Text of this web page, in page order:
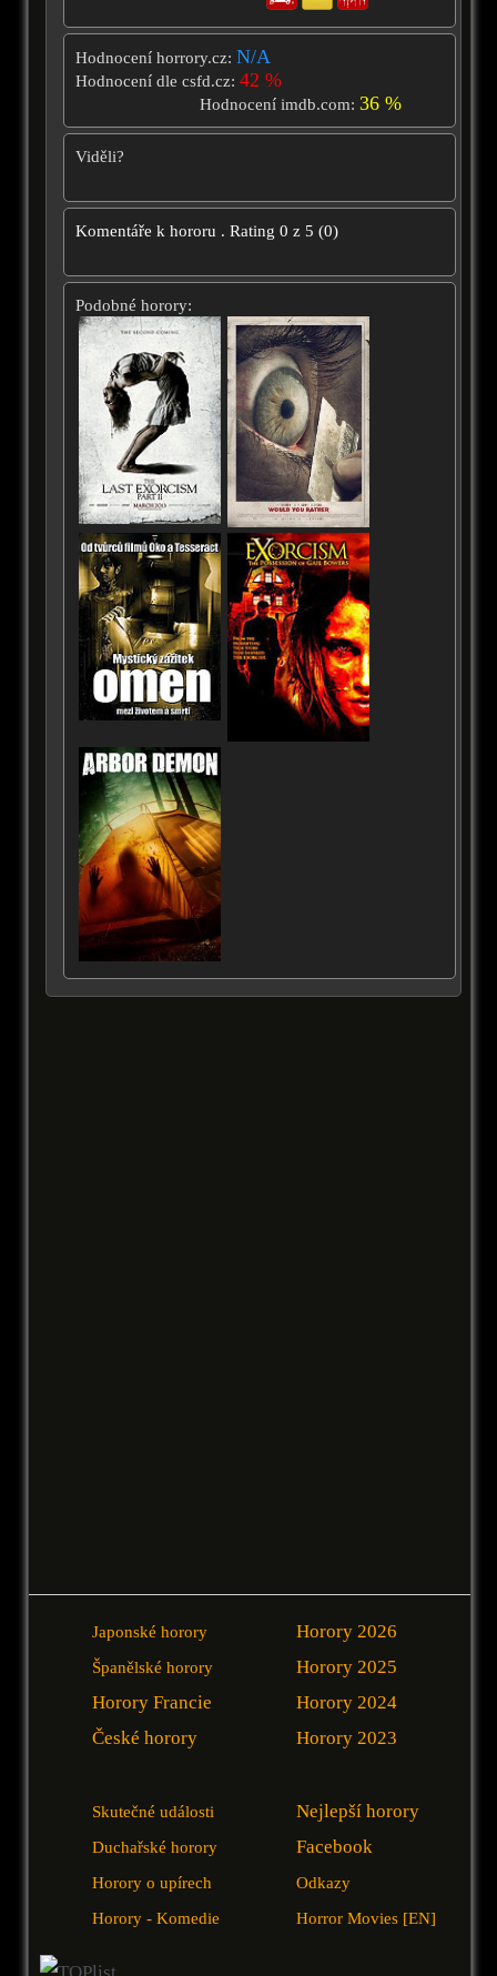
Hodnocení horrory.cz: N/A
Hodnocení dle csfd.cz: 42 %
Hodnocení imdb.com:36 %
Viděli?
Komentáře k hororu . Rating 0 z 5 (0)
Podobné horory:
Japonské horory
Španělské horory
Horory Francie
České horory
Horory 2026
Horory 2025
Horory 2024
Horory 2023
Skutečné události
Duchařské horory
Horory o upírech
Horory - Komedie
Nejlepší horory
Facebook
Odkazy
Horror Movies [EN]